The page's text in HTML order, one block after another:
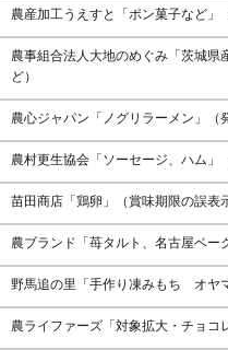
農産加工うえすと「ポン菓子など」
農事組合法人大地のめぐみ「茨城県
ど）
農心ジャパン「ノグリラーメン」（
農村更生協会「ソーセージ、ハム」
苗田商店「鶏卵」（賞味期限の誤表
農ブランド「苺タルト、名古屋ベー
野馬追の里「手作り凍みもち オヤ
農ライファーズ「対象拡大・チョ